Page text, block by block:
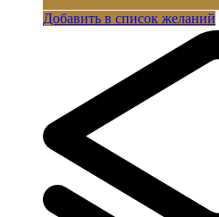
Добавить в список желаний